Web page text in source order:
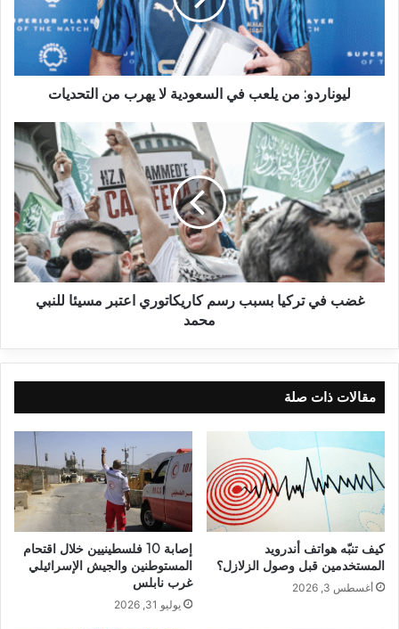
ليوناردو: من يلعب في السعودية لا يهرب من التحديات
غضب في تركيا بسبب رسم كاريكاتوري اعتبر مسيئا للنبي
محمد
مقالات ذات صلة
كيف تنبّه هواتف أندرويد
المستخدمين قبل وصول الزلازل؟
أغسطس 3, 2026
إصابة 10 فلسطينيين خلال اقتحام
المستوطنين والجيش الإسرائيلي
غرب نابلس
يوليو 31, 2026